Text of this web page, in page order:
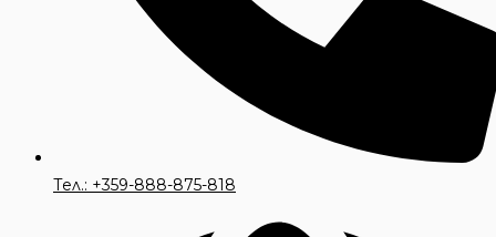
Тел.: +359-888-875-818